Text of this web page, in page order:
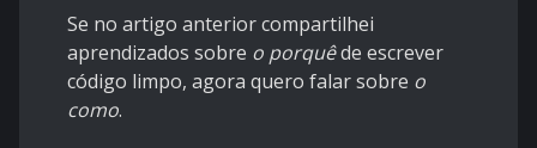
Se no artigo anteriorcompartilhei
aprendizados sobre o porquêde escrever
código limpo, agora quero falar sobre o
como.